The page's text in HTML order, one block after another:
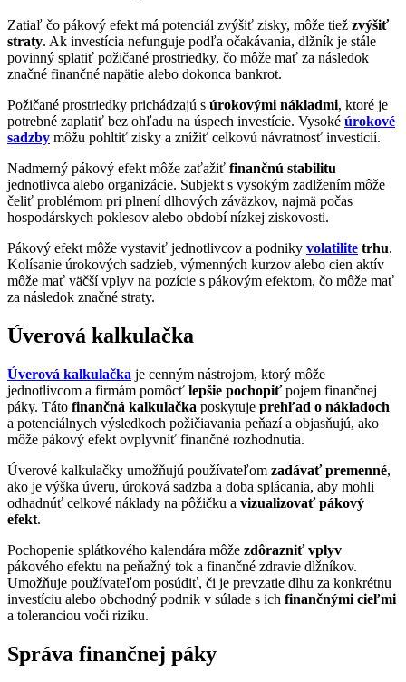
Zatiaľ čo pákový efekt má potenciál zvýšiť zisky, môže tiež zvýšiť
straty. Ak investícia nefunguje podľa očakávania, dlžník je stále
povinný splatiť požičané prostriedky, čo môže mať za následok
značné finančné napätie alebo dokonca bankrot.
Požičané prostriedky prichádzajú s úrokovými nákladmi, ktoré je
potrebné zaplatiť bez ohľadu na úspech investície. Vysoké úrokové
sadzby môžu pohltiť zisky a znížiť celkovú návratnosť investícií.
Nadmerný pákový efekt môže zaťažiť finančnú stabilitu
jednotlivca alebo organizácie. Subjekt s vysokým zadlžením môže
čeliť problémom pri plnení dlhových záväzkov, najmä počas
hospodárskych poklesov alebo období nízkej ziskovosti.
Pákový efekt môže vystaviť jednotlivcov a podniky volatilite trhu.
Kolísanie úrokových sadzieb, výmenných kurzov alebo cien aktív
môže mať väčší vplyv na pozície s pákovým efektom, čo môže mať
za následok značné straty.
Úverová kalkulačka
Úverová kalkulačka je cenným nástrojom, ktorý môže
jednotlivcom a firmám pomôcť lepšie pochopiťpojem finančnej
páky. Táto finančná kalkulačka poskytuje prehľad o nákladoch
a potenciálnych výsledkoch požičiavania peňazí a objasňujú, ako
môže pákový efekt ovplyvniť finančné rozhodnutia.
Úverové kalkulačky umožňujú používateľom zadávať premenné,
ako je výška úveru, úroková sadzba a doba splácania, aby mohli
odhadnúť celkové náklady na pôžičku a vizualizovať pákový
efekt.
Pochopenie splátkového kalendára môže zdôrazniť vplyv
pákového efektu na peňažný tok a finančné zdravie dlžníkov.
Umožňuje používateľom posúdiť, či je prevzatie dlhu za konkrétnu
investíciu alebo obchodný podnik v súlade s ich finančnými cieľmi
a toleranciou voči riziku.
Správa finančnej páky